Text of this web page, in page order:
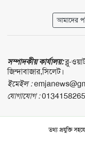
আমাদের
সম্পাদকীয় কার্যালয়:ব্লু-
জিন্দাবাজার,সিলেট।
ইমেইল :
যোগাযোগ :
তথ্য প্রযুক্তি